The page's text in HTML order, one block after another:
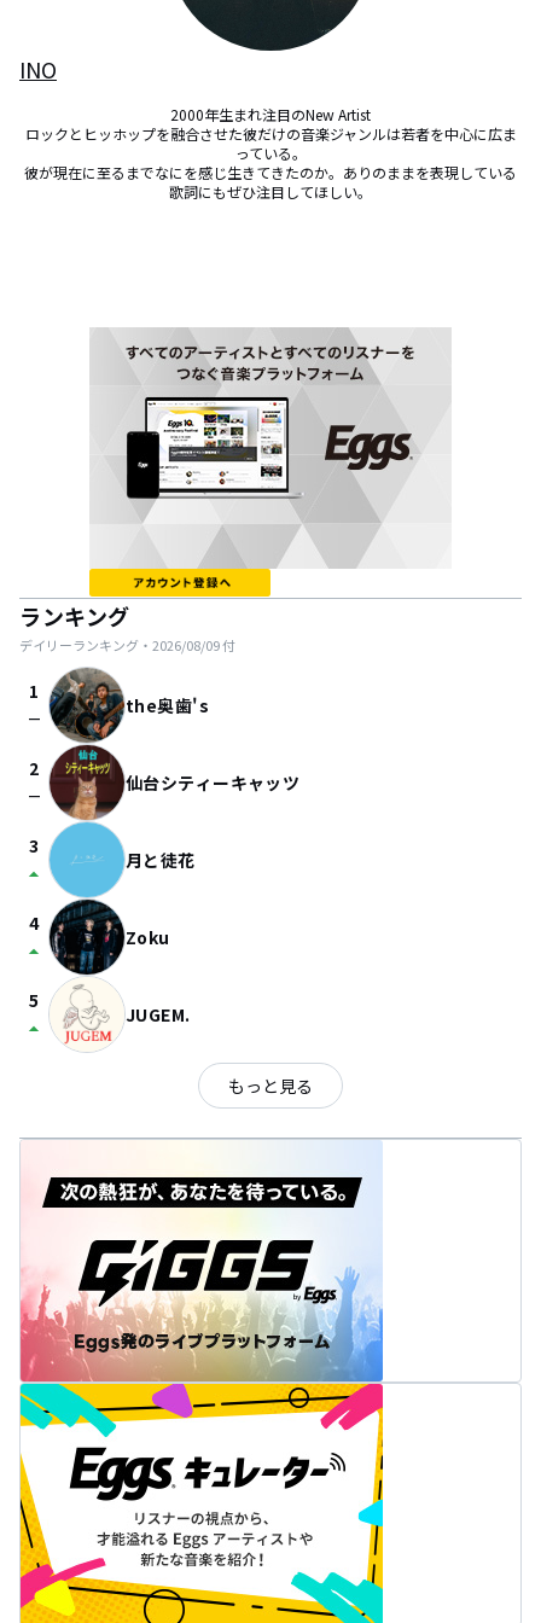
INO
2000年生まれ注目のNew Artist
ロックとヒッホップを融合させた彼だけの音楽ジャンルは若者を中心に広ま
っている。
彼が現在に至るまでなにを感じ生きてきたのか。ありのままを表現している
歌詞にもぜひ注目してほしい。
ランキング
デイリーランキング・ 2026/08/09付
1
check_indeterminate_small the奥歯's
2
check_indeterminate_small 仙台シティーキャッツ
3
arrow_drop_up 月と徒花
4
arrow_drop_up Zoku
5
arrow_drop_up JUGEM.
もっと見る